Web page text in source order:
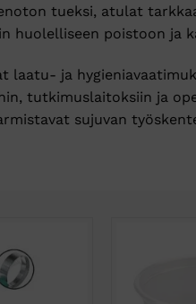
tueksi, atulat
huolelliseen poistoon ja
laatu- ja
tutkimuslaitoksiin ja
sujuvan